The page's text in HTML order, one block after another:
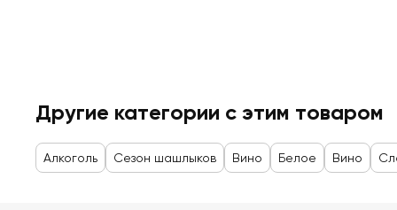
Другие категории с этим товаром
Алкоголь Сезон шашлыков Вино Белое Вино